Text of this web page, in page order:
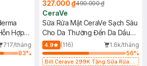
Hợp
717/tháng
83%
327.000 ₫490.000 ₫
CeraVe
Sữa Rửa Mặt CeraVe Sạch Sâu
Cho Da Thường Đến Da Dầu
473ml
4.9 (116)
1.6k/tháng
56%
Bill Cerave 299K Tặng Sữa Rửa